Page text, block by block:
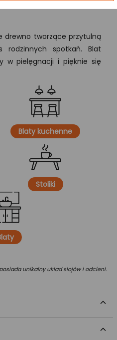
drewno tworzące przytulną
rodzinnych spotkań. Blat
w pielęgnacji i pięknie się
Blaty kuchenne
Stoliki
unikalny układ słojów i odcieni.